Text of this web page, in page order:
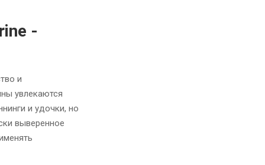
-
и
увлекаются
и удочки, но
выверенное